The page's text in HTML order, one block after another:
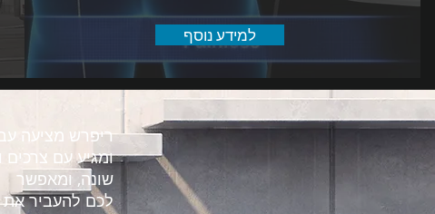
למידע נוסף
ריפרש מציעה
ומגיע עם צרכים
שונה, ומאפשר
לכם להעביר את